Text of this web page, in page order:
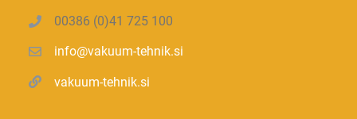
00386 (0)41 725 100
info@vakuum-tehnik.si
vakuum-tehnik.si